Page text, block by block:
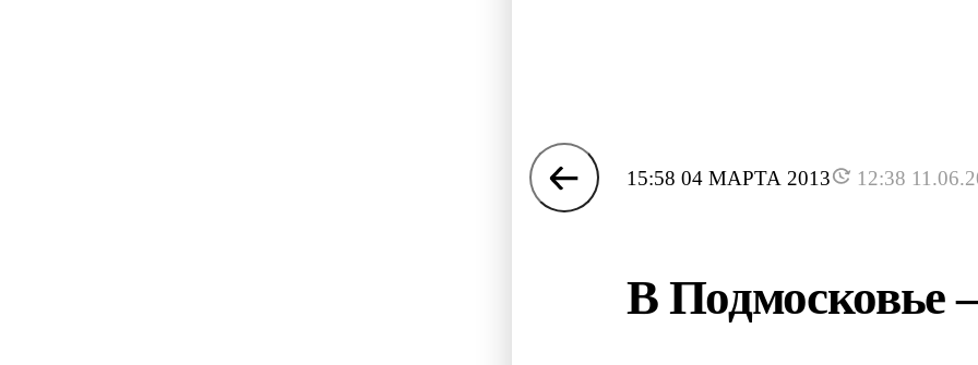
15:58 04 МАРТА 2013 12:38
В Подмосковье